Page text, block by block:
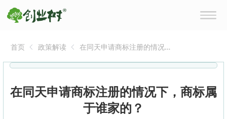
首页 政策解读
在同天申请商标注册的情况
在同天申请商标注册的情况下，商标属
于谁家的？